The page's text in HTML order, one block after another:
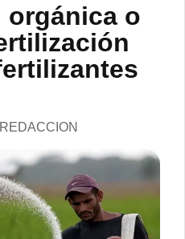
orgánica o